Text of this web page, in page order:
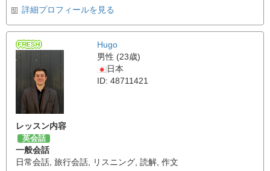
詳細プロフィールを見る
Hugo
男性 (23歳)
日本
ID: 48711421
レッスン内容
英会話
一般会話
日常会話, 旅行会話, リスニング, 読解, 作文